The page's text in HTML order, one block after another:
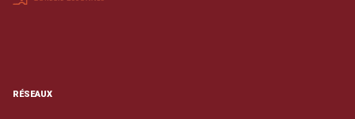
RÉSEAUX